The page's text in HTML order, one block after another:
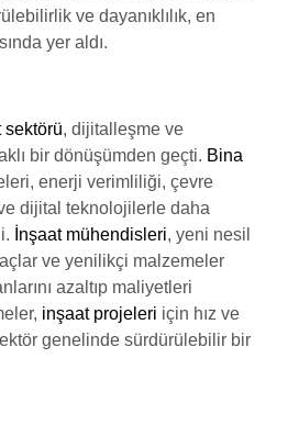
ve dayanıklılık, en
yer aldı.
sektörü, dijitalleşme ve
bir dönüşümden geçti. Bina
enerji verimliliği, çevre
dijital teknolojilerle daha
İnşaat mühendisleri, yeni nesil
ve yenilikçi malzemeler
azaltıp maliyetleri
inşaat projeleri için hız ve
genelinde sürdürülebilir bir